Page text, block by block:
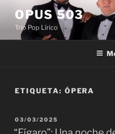
contenido
OPUS 503
Trío Pop Lírico
ETIQUETA: ÓPERA
PUBLICADO
EL
03/03/2025